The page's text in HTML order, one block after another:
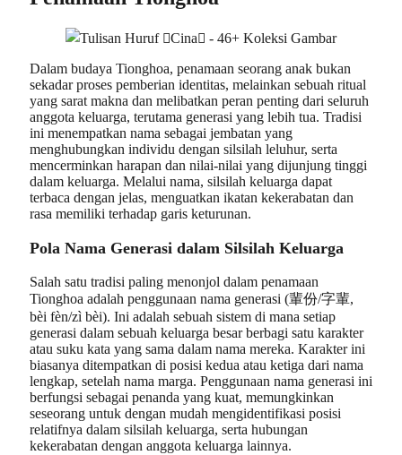
Dalam budaya Tionghoa, penamaan seorang anak bukan
sekadar proses pemberian identitas, melainkan sebuah ritual
yang sarat makna dan melibatkan peran penting dari seluruh
anggota keluarga, terutama generasi yang lebih tua. Tradisi
ini menempatkan nama sebagai jembatan yang
menghubungkan individu dengan silsilah leluhur, serta
mencerminkan harapan dan nilai-nilai yang dijunjung tinggi
dalam keluarga. Melalui nama, silsilah keluarga dapat
terbaca dengan jelas, menguatkan ikatan kekerabatan dan
rasa memiliki terhadap garis keturunan.
Pola Nama Generasi dalam Silsilah Keluarga
Salah satu tradisi paling menonjol dalam penamaan
Tionghoa adalah penggunaan nama generasi (輩份/字輩,
bèi fèn/zì bèi). Ini adalah sebuah sistem di mana setiap
generasi dalam sebuah keluarga besar berbagi satu karakter
atau suku kata yang sama dalam nama mereka. Karakter ini
biasanya ditempatkan di posisi kedua atau ketiga dari nama
lengkap, setelah nama marga. Penggunaan nama generasi ini
berfungsi sebagai penanda yang kuat, memungkinkan
seseorang untuk dengan mudah mengidentifikasi posisi
relatifnya dalam silsilah keluarga, serta hubungan
kekerabatan dengan anggota keluarga lainnya.